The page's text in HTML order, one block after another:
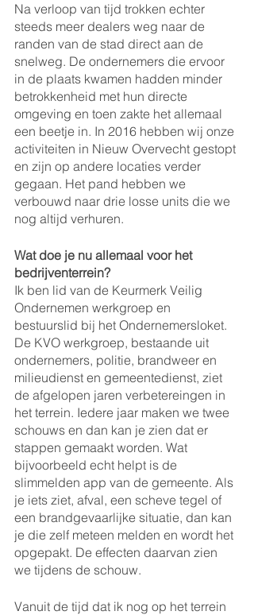
Na verloop van tijd trokken echter
steeds meer dealers weg naar de
randen van de stad direct aan de
snelweg. De ondernemers die ervoor
in de plaats kwamen hadden minder
betrokkenheid met hun directe
omgeving en toen zakte het allemaal
een beetje in. In 2016 hebben wij onze
activiteiten in Nieuw Overvecht gestopt
en zijn op andere locaties verder
gegaan. Het pand hebben we
verbouwd naar drie losse units die we
nog altijd verhuren.
Wat doe je nu allemaal voor het
bedrijventerrein?
Ik ben lid van de Keurmerk Veilig
Ondernemen werkgroep en
bestuurslid bij het Ondernemersloket.
De KVO werkgroep, bestaande uit
ondernemers, politie, brandweer en
milieudienst en gemeentedienst, ziet
de afgelopen jaren verbetereingen in
het terrein. Iedere jaar maken we twee
schouws en dan kan je zien dat er
stappen gemaakt worden. Wat
bijvoorbeeld echt helpt is de
slimmelden app van de gemeente. Als
je iets ziet, afval, een scheve tegel of
een brandgevaarlijke situatie, dan kan
je die zelf meteen melden en wordt het
opgepakt. De effecten daarvan zien
we tijdens de schouw.
Vanuit de tijd dat ik nog op het terrein